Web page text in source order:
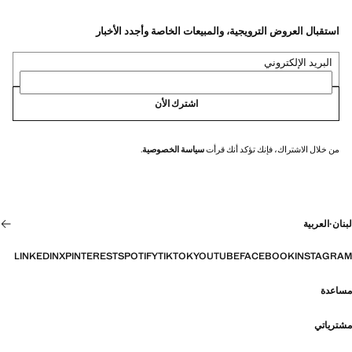
استقبال العروض الترويجية، والمبيعات الخاصة وأجدد الأخبار
البريد الإلكتروني
اشترك الأن
من خلال الاشتراك، فإنك تؤكد أنك قرأتسياسة الخصوصية.
لبنان·العربية
INSTAGRAM
FACEBOOK
YOUTUBE
TIKTOK
SPOTIFY
PINTEREST
X
LINKEDIN
مساعدة
مشترياتي